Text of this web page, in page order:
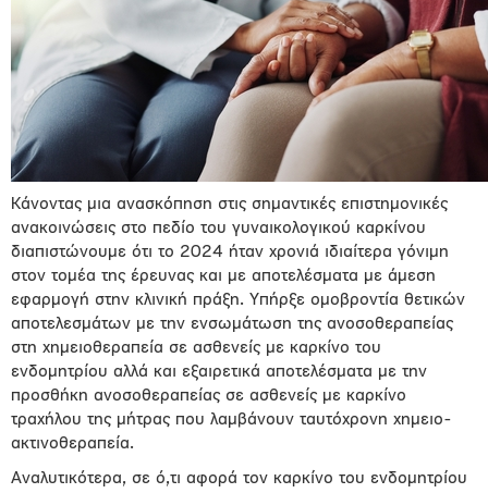
Κάνοντας μια ανασκόπηση στις σημαντικές επιστημονικές
ανακοινώσεις στο πεδίο του γυναικολογικού καρκίνου
διαπιστώνουμε ότι το 2024 ήταν χρονιά ιδιαίτερα γόνιμη
στον τομέα της έρευνας και με αποτελέσματα με άμεση
εφαρμογή στην κλινική πράξη. Υπήρξε ομοβροντία θετικών
αποτελεσμάτων με την ενσωμάτωση της ανοσοθεραπείας
στη χημειοθεραπεία σε ασθενείς με καρκίνο του
ενδομητρίου αλλά και εξαιρετικά αποτελέσματα με την
προσθήκη ανοσοθεραπείας σε ασθενείς με καρκίνο
τραχήλου της μήτρας που λαμβάνουν ταυτόχρονη χημειο-
ακτινοθεραπεία.
Αναλυτικότερα, σε ό,τι αφορά τον καρκίνο του ενδομητρίου